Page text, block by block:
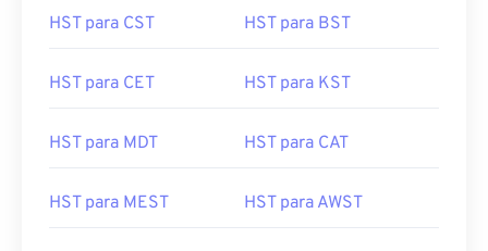
HST para CST HST para BST
HST para CET HST para KST
HST para MDT HST para CAT
HST para MEST HST para AWST